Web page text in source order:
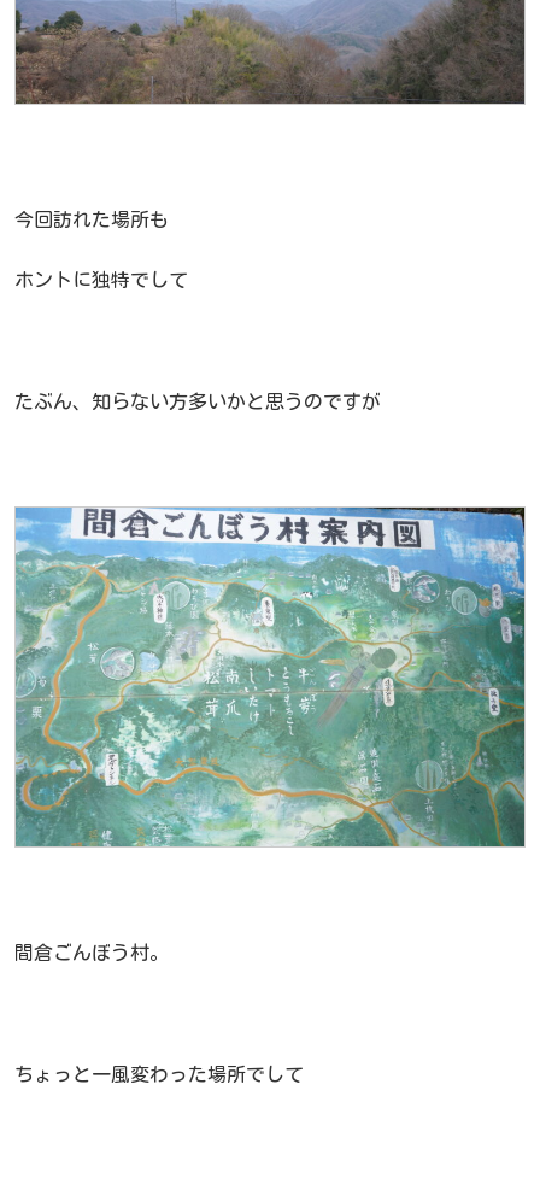
今回訪れた場所も
ホントに独特でして
たぶん、知らない方多いかと思うのですが
間倉ごんぼう村。
ちょっと一風変わった場所でして